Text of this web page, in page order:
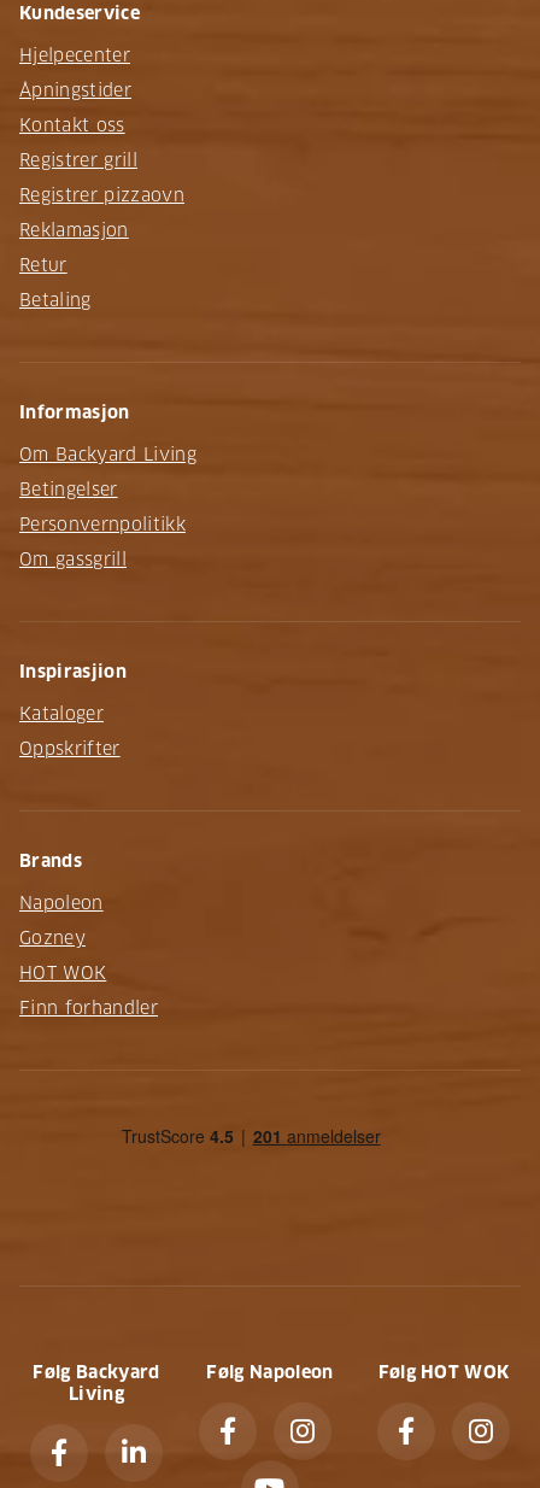
Kundeservice
Hjelpecenter
Åpningstider
Kontakt oss
Registrer grill
Registrer pizzaovn
Reklamasjon
Retur
Betaling
Informasjon
Om Backyard Living
Betingelser
Personvernpolitikk
Om gassgrill
Inspirasjion
Kataloger
Oppskrifter
Brands
Napoleon
Gozney
HOT WOK
Finn forhandler
Følg Backyard
Living
Følg Napoleon Følg HOT WOK